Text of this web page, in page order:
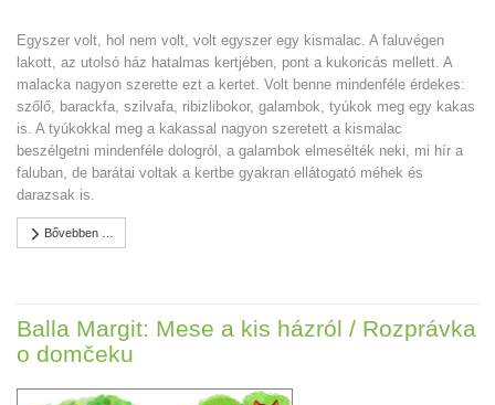
Egyszer volt, hol nem volt, volt egyszer egy kismalac. A faluvégen
lakott, az utolsó ház hatalmas kertjében, pont a kukoricás mellett. A
malacka nagyon szerette ezt a kertet. Volt benne mindenféle érdekes:
szőlő, barackfa, szilvafa, ribizlibokor, galambok, tyúkok meg egy kakas
is. A tyúkokkal meg a kakassal nagyon szeretett a kismalac
beszélgetni mindenféle dologról, a galambok elmesélték neki, mi hír a
faluban, de barátai voltak a kertbe gyakran ellátogató méhek és
darazsak is.
Bővebben …
Balla Margit: Mese a kis házról / Rozprávka
o domčeku